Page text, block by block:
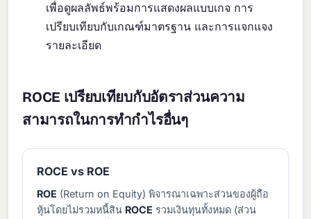
เพื่อดูผลลัพธ์พร้อมการแสดงผลแบบเกจ การ
เปรียบเทียบกับเกณฑ์มาตรฐาน และการแจกแจง
รายละเอียด
ROCE เปรียบเทียบกับอัตราส่วนความ
สามารถในการทำกำไรอื่นๆ
ROCE vs ROE
ROE (Return on Equity) พิจารณาเฉพาะส่วนของผู้ถือ
หุ้นโดยไม่รวมหนี้สิน ROCE รวมเงินทุนทั้งหมด (ส่วน